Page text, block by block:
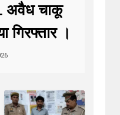
अवैध चाकू
गिरफ्तार ।